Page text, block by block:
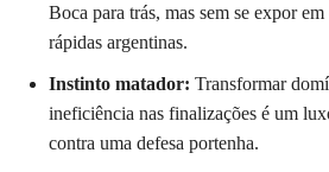
Boca para trás, mas sem se expor
rápidas argentinas.
Instinto matador: Transformar
ineficiência nas finalizações é um
contra uma defesa portenha.